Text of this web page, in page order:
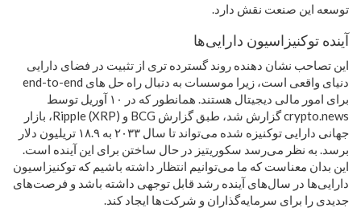
توسعه این صنعت نقش دارد.
آینده توکنیزاسیون دارایی‌ها
این تصاحب نشان دهنده روند گسترده تری از تثبیت در فضای دارایی
دنیای واقعی است، زیرا موسسات به دنبال راه حل های end-to-end
برای امور مالی دیجیتال هستند. همانطور که در ۱۰ آوریل توسط
crypto.news گزارش شد، طبق گزارش BCG و Ripple (XRP)، بازار
جهانی دارایی توکنیزه شده می‌تواند تا سال ۲۰۳۳ به ۱۸.۹ تریلیون دلار
برسد. به نظر می‌رسد سکوریتیز در حال ساختن برای این آینده است.
این بدان معناست که ما می‌توانیم انتظار داشته باشیم که توکنیزاسیون
دارایی‌ها در سال‌های آینده رشد قابل توجهی داشته باشد و فرصت‌های
جدیدی را برای سرمایه‌گذاران و شرکت‌ها ایجاد کند.